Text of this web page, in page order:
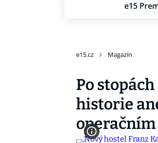
e15
e15.cz Magazín
Po
historie
operačním